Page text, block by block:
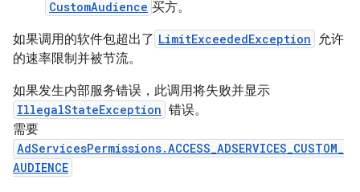
CustomAudience 买方。
如果调用的软件包超出了 LimitExceededException 允许
的速率限制并被节流。
如果发生内部服务错误，此调用将失败并显示
IllegalStateException 错误。
需要
AdServicesPermissions.ACCESS_ADSERVICES_CUSTOM_
AUDIENCE